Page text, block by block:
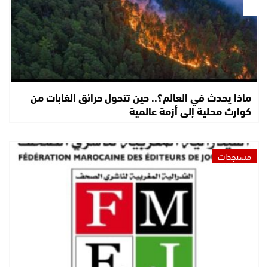
ماذا يحدث في العالم؟.. حين تتحول حرائق الغابات من
كوارث محلية إلى أزمة عالمية
مستجدات